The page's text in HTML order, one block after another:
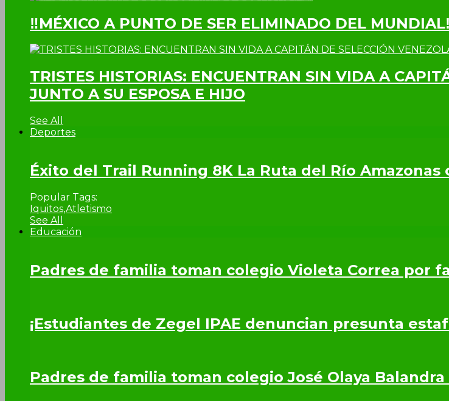
‼MÉXICO A PUNTO DE SER ELIMINADO DEL
TRISTES HISTORIAS: ENCUENTRAN SIN VIDA A
JUNTO A SU ESPOSA E HIJO
See All
Deportes
Éxito del Trail Running 8K La Ruta del Río
Popular Tags:
Iquitos,Atletismo
See All
Educación
Padres de familia toman colegio Violeta Correa por
¡Estudiantes de Zegel IPAE denuncian presunta
Padres de familia toman colegio José Olaya Balandra